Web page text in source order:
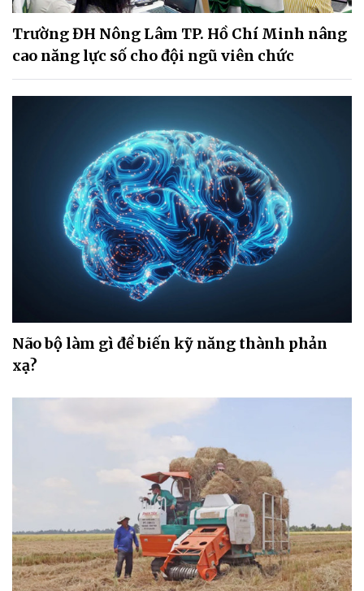
Trường ĐH Nông Lâm TP. Hồ Chí Minh nâng
cao năng lực số cho đội ngũ viên chức
Não bộ làm gì để biến kỹ năng thành phản
xạ?